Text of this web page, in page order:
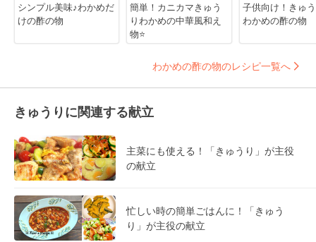
シンプル美味♪わかめだ
けの酢の物
簡単！カニカマきゅう
りわかめの中華風和え
物⭐
子供向け！きゅ
わかめの酢の物
わかめの酢の物のレシピ一覧へ
きゅうりに関連する献立
主菜にも使える！「きゅうり」が主役
の献立
忙しい時の簡単ごはんに！「きゅう
り」が主役の献立